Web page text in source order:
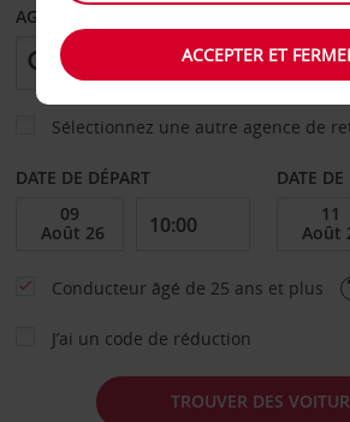
AGENCE DE DÉPART
Sélectionnez une autre agence de
DATE DE DÉPART DATE DE
Conducteur âgé de 25 ans et plus
J’ai un code de réduction
TROUVER DES
ACCEPTER ET